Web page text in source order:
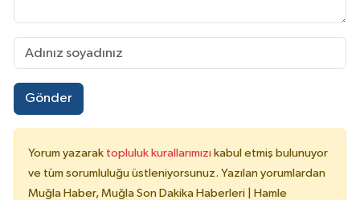
Gönder
Yorum yazarak topluluk kurallarımızı kabul etmiş bulunuyor
ve tüm sorumluluğu üstleniyorsunuz. Yazılan yorumlardan
Muğla Haber, Muğla Son Dakika Haberleri | Hamle